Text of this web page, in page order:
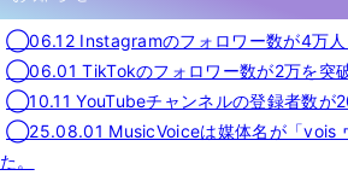
◯06.12 Instagramのフォロワー数が4万人
◯06.01 TikTokのフォロワー数が2万を突破
◯10.11 YouTubeチャンネルの登録者数が
◯25.08.01 MusicVoiceは媒体名が「vois
た。